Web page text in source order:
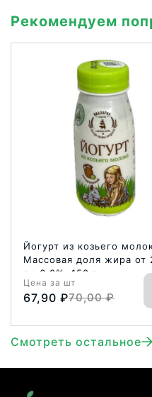
Рекомендуем
Йогурт из козьего
Массовая доля жира от
до 6,0%. 150 г
Цена за шт
70,00₽
67,90 ₽
Смотреть остальное